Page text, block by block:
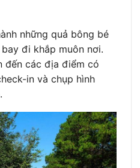
những quả bông bé
đi khắp muôn nơi.
đến các địa điểm có
in và chụp hình